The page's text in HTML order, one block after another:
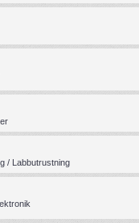
/ Labbutrustning